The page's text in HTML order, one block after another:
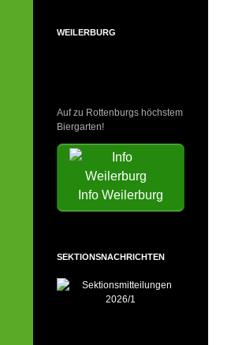
WEILERBURG
Auf zu Rottenburgs höchstem
Biergarten!
Info Weilerburg
SEKTIONSNACHRICHTEN